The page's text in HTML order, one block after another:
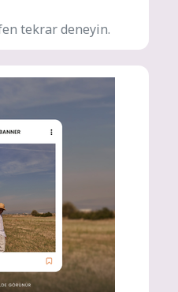
tekrar deneyin.